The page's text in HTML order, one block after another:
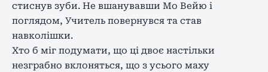
стиснув зуби. Не вшанувавши Мо Вейю і
поглядом, Учитель повернувся та став
навколішки.
Хто б міг подумати, що ці двоє настільки
незграбно вклоняться, що з усього маху